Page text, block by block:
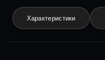
Характеристики